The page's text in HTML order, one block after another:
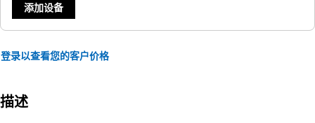
添加设备
登录以查看您的客户价格
描述